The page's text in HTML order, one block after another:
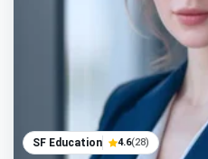
SF Education 4.6(28)